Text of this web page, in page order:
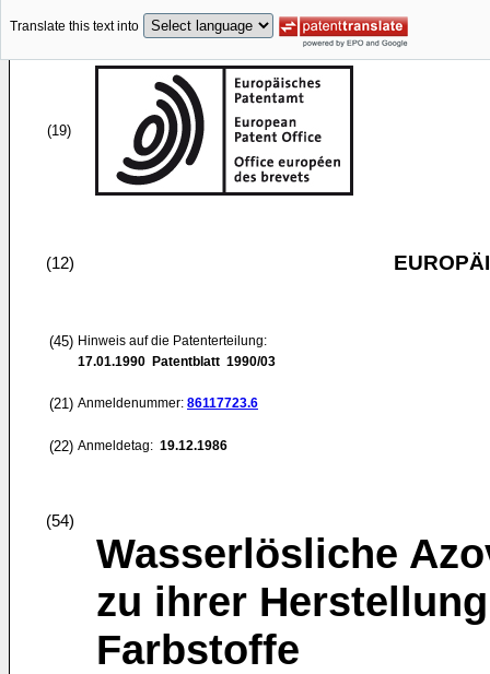
Translate this text into
(19)
(12)
(45) Hinweis auf die Patenterteilung:
17.01.1990 Patentblatt 1990/03
(21) Anmeldenummer: 86117723.6
(22) Anmeldetag: 19.12.1986
(54)
Wasserlösliche
zu ihrer
Farbstoffe